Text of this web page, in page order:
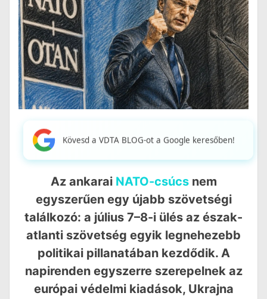
Kövesd a VDTA BLOG-ot a Google keresőben!
Az ankarai NATO-csúcsnem
egyszerűen egy újabb szövetségi
találkozó: a július 7–8-i ülés az észak-
atlanti szövetség egyik legnehezebb
politikai pillanatában kezdődik. A
napirenden egyszerre szerepelnek az
európai védelmi kiadások, Ukrajna